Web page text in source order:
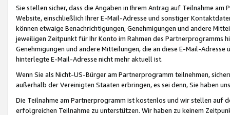
Sie stellen sicher, dass die Angaben in Ihrem Antrag auf Teilnahme
Website, einschließlich Ihrer E-Mail-Adresse und sonstiger
können etwaige Benachrichtigungen, Genehmigungen und andere
jeweiligen Zeitpunkt für Ihr Konto im Rahmen des Partnerprogramms
Genehmigungen und andere Mitteilungen, die an diese E-Mail-
hinterlegte E-Mail-Adresse nicht mehr aktuell ist.
Wenn Sie als Nicht-US-Bürger am Partnerprogramm teilnehmen,
außerhalb der Vereinigten Staaten erbringen, es sei denn, Sie haben
Die Teilnahme am Partnerprogramm ist kostenlos und wir stellen auf
erfolgreichen Teilnahme zu unterstützen. Wir haben zu keinem